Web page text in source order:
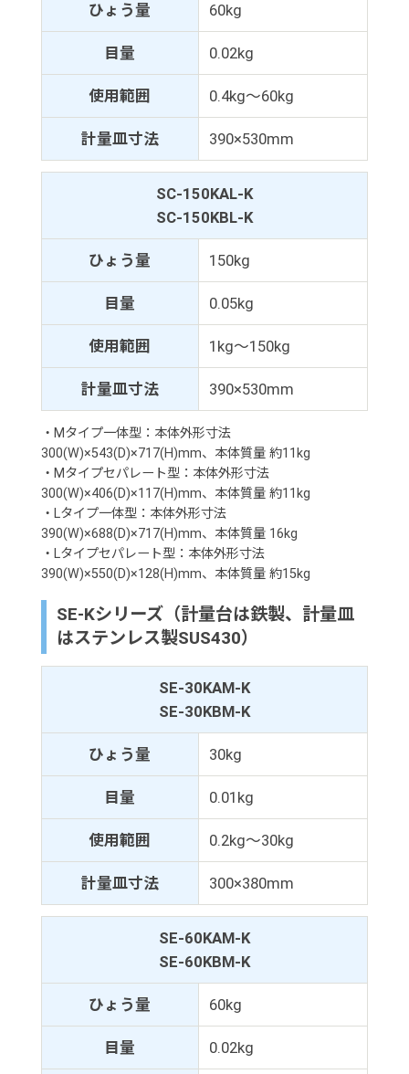
ひょう量 60kg
目量 0.02kg
使用範囲 0.4kg～60kg
計量皿寸法 390×530mm
SC-150KAL-K
SC-150KBL-K
ひょう量 150kg
目量 0.05kg
使用範囲 1kg～150kg
計量皿寸法 390×530mm
・Mタイプ一体型：本体外形寸法
300(W)×543(D)×717(H)mm、本体質量 約11kg
・Mタイプセパレート型：本体外形寸法
300(W)×406(D)×117(H)mm、本体質量 約11kg
・Lタイプ一体型：本体外形寸法
390(W)×688(D)×717(H)mm、本体質量 16kg
・Lタイプセパレート型：本体外形寸法
390(W)×550(D)×128(H)mm、本体質量 約15kg
SE-Kシリーズ（計量台は鉄製、計量皿
はステンレス製SUS430）
SE-30KAM-K
SE-30KBM-K
ひょう量 30kg
目量 0.01kg
使用範囲 0.2kg～30kg
計量皿寸法 300×380mm
SE-60KAM-K
SE-60KBM-K
ひょう量 60kg
目量 0.02kg